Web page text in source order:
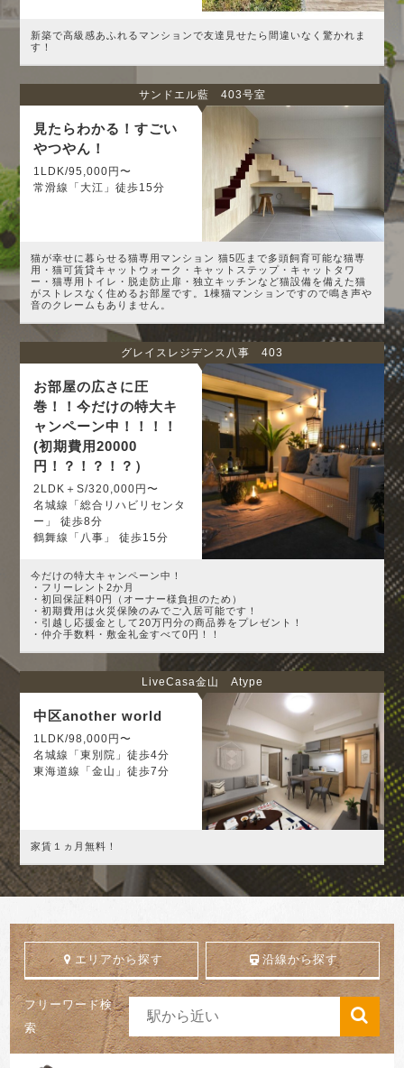
新築で高級感あふれるマンションで友達見せたら間違いなく驚かれま
す！
サンドエル藍 403号室
見たらわかる！すごい
やつやん！
1LDK/95,000円〜
常滑線「大江」徒歩15分
猫が幸せに暮らせる猫専用マンション 猫5匹まで多頭飼育可能な猫専
用・猫可賃貸キャットウォーク・キャットステップ・キャットタワ
ー・猫専用トイレ・脱走防止扉・独立キッチンなど猫設備を備えた猫
がストレスなく住めるお部屋です。1棟猫マンションですので鳴き声や
音のクレームもありません。
グレイスレジデンス八事 403
お部屋の広さに圧
巻！！今だけの特大キ
ャンペーン中！！！！
(初期費用20000
円！？！？！？）
2LDK＋S/320,000円〜
名城線「総合リハビリセンタ
ー」 徒歩8分
鶴舞線「八事」 徒歩15分
今だけの特大キャンペーン中！
・フリーレント2か月
・初回保証料0円（オーナー様負担のため）
・初期費用は火災保険のみでご入居可能です！
・引越し応援金として20万円分の商品券をプレゼント！
・仲介手数料・敷金礼金すべて0円！！
LiveCasa金山 Atype
中区another world
1LDK/98,000円〜
名城線「東別院」徒歩4分
東海道線「金山」徒歩7分
家賃１ヵ月無料！
エリアから探す 沿線から探す
フリーワード検
索